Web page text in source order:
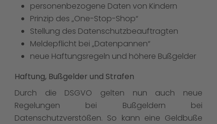
personenbezogene Daten von Kindern
Prinzip des „One-Stop-Shop“
Stellung des Datenschutzbeauftragten
Meldepflicht bei „Datenpannen“
neue Haftungsregeln und höhere Bußgelder
Haftung, Bußgelder und Strafen
Durch die DSGVO gelten nun auch neue
Regelungen bei Bußgeldern bei
Datenschutzverstößen. So kann eine Geldbuße